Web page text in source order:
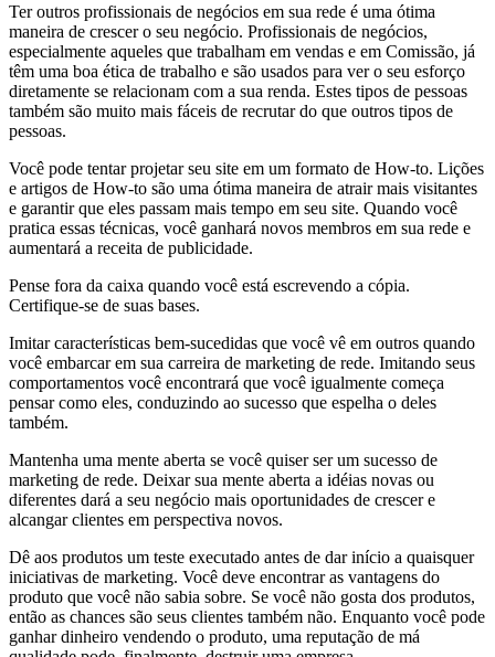
Ter outros profissionais de negócios em sua rede é uma ótima
maneira de crescer o seu negócio. Profissionais de negócios,
especialmente aqueles que trabalham em vendas e em Comissão, já
têm uma boa ética de trabalho e são usados para ver o seu esforço
diretamente se relacionam com a sua renda. Estes tipos de pessoas
também são muito mais fáceis de recrutar do que outros tipos de
pessoas.
Você pode tentar projetar seu site em um formato de How-to. Lições
e artigos de How-to são uma ótima maneira de atrair mais visitantes
e garantir que eles passam mais tempo em seu site. Quando você
pratica essas técnicas, você ganhará novos membros em sua rede e
aumentará a receita de publicidade.
Pense fora da caixa quando você está escrevendo a cópia.
Certifique-se de suas bases.
Imitar características bem-sucedidas que você vê em outros quando
você embarcar em sua carreira de marketing de rede. Imitando seus
comportamentos você encontrará que você igualmente começa
pensar como eles, conduzindo ao sucesso que espelha o deles
também.
Mantenha uma mente aberta se você quiser ser um sucesso de
marketing de rede. Deixar sua mente aberta a idéias novas ou
diferentes dará a seu negócio mais oportunidades de crescer e
alcangar clientes em perspectiva novos.
Dê aos produtos um teste executado antes de dar início a quaisquer
iniciativas de marketing. Você deve encontrar as vantagens do
produto que você não sabia sobre. Se você não gosta dos produtos,
então as chances são seus clientes também não. Enquanto você pode
ganhar dinheiro vendendo o produto, uma reputação de má